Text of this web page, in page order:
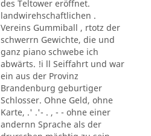
des Teltower eröffnet.
landwirehschaftlichen .
Vereins Gummiball , rtotz der
schwerrn Gewichte, die und
ganz piano schwebe ich
abwärts. !i ll Seiffahrt und war
ein aus der Provinz
Brandenburg geburtiger
Schlosser. Ohne Geld, ohne
Karte, .' .'- . , - - ohne einer
andernn Sprache als der